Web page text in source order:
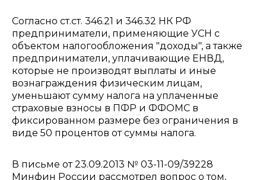
Согласно ст.ст. 346.21 и 346.32 НК РФ
предприниматели, применяющие УСН с
объектом налогообложения "доходы", а также
предприниматели, уплачивающие ЕНВД,
которые не производят выплаты и иные
вознаграждения физическим лицам,
уменьшают сумму налога на уплаченные
страховые взносы в ПФР и ФФОМС в
фиксированном размере без ограничения в
виде 50 процентов от суммы налога.
В письме от 23.09.2013 № 03-11-09/39228
Минфин России рассмотрел вопрос о том,